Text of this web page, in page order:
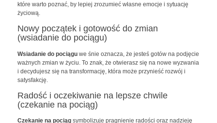
które warto poznać, by lepiej zrozumieć własne emocje i sytuację
życiową.
Nowy początek i gotowość do zmian
(wsiadanie do pociągu)
Wsiadanie do pociąguwe śnie oznacza, że jesteś gotów na podjęcie
ważnych zmian w życiu. To znak, że otwierasz się na nowe wyzwania
i decydujesz się na transformację, która może przynieść rozwój i
satysfakcję.
Radość i oczekiwanie na lepsze chwile
(czekanie na pociąg)
Czekanie na pociągsymbolizuje pragnienie radości oraz nadzieję